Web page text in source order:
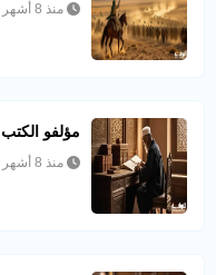
منذ 8 أشهر
مؤلفو
منذ 8 أشهر